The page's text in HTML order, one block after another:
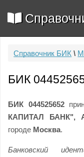
Справочник БИК \
БИК
БИК 044525652
КАПИТАЛ БАНК",
городе Москва.
Банковский